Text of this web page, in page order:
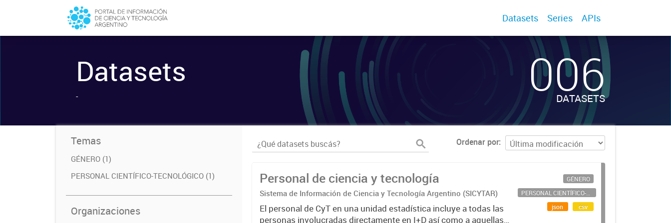
Datasets Series APIs
Datasets
- 006
DATASETS
Temas
GÉNERO (1)
PERSONAL CIENTÍFICO-TECNOLÓGICO (1)
Organizaciones
Ordenar por
Personal de ciencia y tecnología
Sistema de Información de Ciencia y Tecnología Argentino (SICYTAR)
El personal de CyT en una unidad estadística incluye a todas las
personas involucradas directamente en I+D así como a aquellas
GÉNERO
PERSONAL CIENTÍFICO-TECNOLÓGICO
json
csv